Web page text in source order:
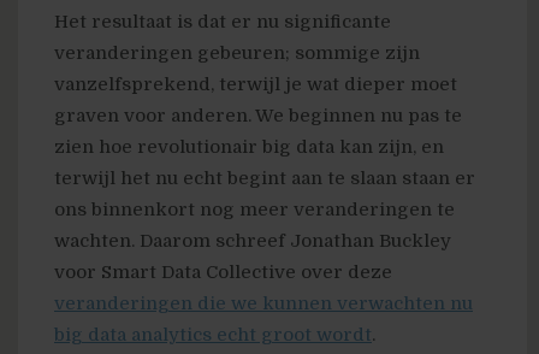
Het resultaat is dat er nu significante
veranderingen gebeuren; sommige zijn
vanzelfsprekend, terwijl je wat dieper moet
graven voor anderen. We beginnen nu pas te
zien hoe revolutionair big data kan zijn, en
terwijl het nu echt begint aan te slaan staan er
ons binnenkort nog meer veranderingen te
wachten. Daarom schreef Jonathan Buckley
voor Smart Data Collective over deze
veranderingen die we kunnen verwachten nu
big data analytics echt groot wordt.